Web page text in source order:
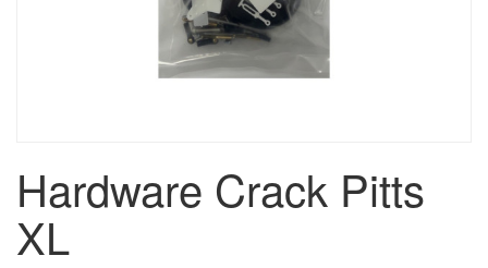
Hardware Crack Pitts
XL